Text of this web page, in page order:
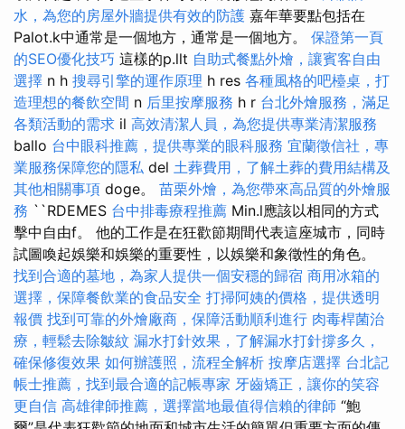
水，為您的房屋外牆提供有效的防護 嘉年華要點包括在
Palot.k中通常是一個地方，通常是一個地方。 保證第一頁
的SEO優化技巧 這樣的p.llt 自助式餐點外燴，讓賓客自由
選擇 n h 搜尋引擎的運作原理 h res 各種風格的吧檯桌，打
造理想的餐飲空間 n 后里按摩服務 h r 台北外燴服務，滿足
各類活動的需求 il 高效清潔人員，為您提供專業清潔服務
ballo 台中眼科推薦，提供專業的眼科服務 宜蘭徵信社，專
業服務保障您的隱私 del 土葬費用，了解土葬的費用結構及
其他相關事項 doge。 苗栗外燴，為您帶來高品質的外燴服
務 ``RDEMES 台中排毒療程推薦 Min.l應該以相同的方式
擊中自由f。 他的工作是在狂歡節期間代表這座城市，同時
試圖喚起娛樂和娛樂的重要性，以娛樂和象徵性的角色。
找到合適的墓地，為家人提供一個安穩的歸宿 商用冰箱的
選擇，保障餐飲業的食品安全 打掃阿姨的價格，提供透明
報價 找到可靠的外燴廠商，保障活動順利進行 肉毒桿菌治
療，輕鬆去除皺紋 漏水打針效果，了解漏水打針撐多久，
確保修復效果 如何辦護照，流程全解析 按摩店選擇 台北記
帳士推薦，找到最合適的記帳專家 牙齒矯正，讓你的笑容
更自信 高雄律師推薦，選擇當地最值得信賴的律師 “鮑